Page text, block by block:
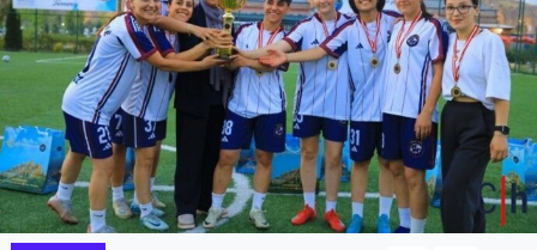
Hakkari Haber
İLGİNÇ HABERLER
KADIN
KÜLTÜR SANAT